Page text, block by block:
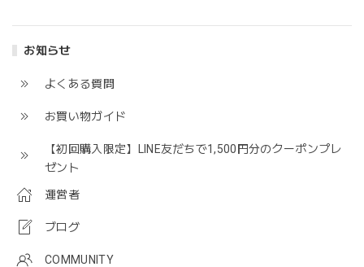
お知らせ
よくある質問
お買い物ガイド
【初回購入限定】LINE友だちで1,500円分のクーポンプレ
ゼント
運営者
ブログ
COMMUNITY